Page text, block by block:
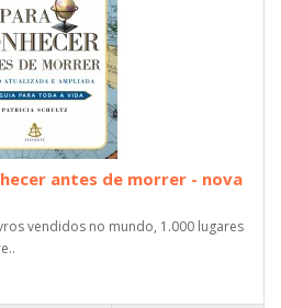
antes de morrer - nova
vendidos no mundo, 1.000 lugares